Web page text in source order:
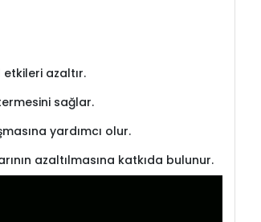
azaltır.
sağlar.
yardımcı olur.
azaltılmasına katkıda bulunur.